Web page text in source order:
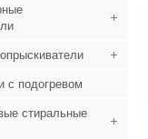
с подогревом
стиральные